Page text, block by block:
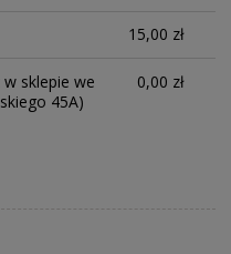
15,00 zł
sklepie we
45A)
0,00 zł